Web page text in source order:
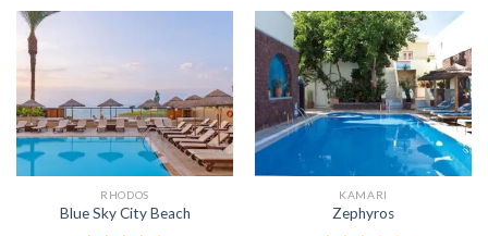
RHODOS
Blue Sky City Beach
KAMARI
Zephyros